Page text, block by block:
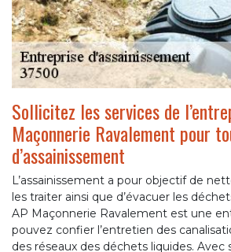
Sollicitez les services de
Maçonnerie Ravalement pour
d’assainissement
L’assainissement a pour objectif de
les traiter ainsi que d’évacuer les
AP Maçonnerie Ravalement est une
pouvez confier l’entretien des
des réseaux des déchets liquides. Avec